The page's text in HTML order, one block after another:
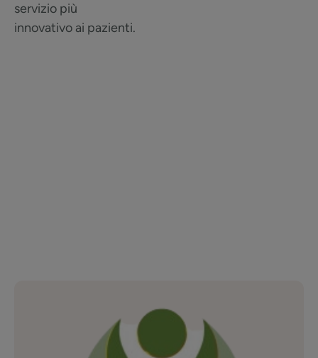
servizio più
innovativo ai pazienti.